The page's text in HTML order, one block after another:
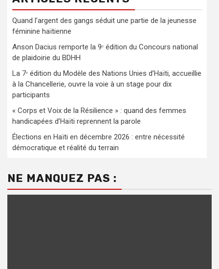
Quand l’argent des gangs séduit une partie de la jeunesse
féminine haïtienne
Anson Dacius remporte la 9ᵉ édition du Concours national
de plaidoirie du BDHH
La 7ᵉ édition du Modèle des Nations Unies d’Haïti, accueillie
à la Chancellerie, ouvre la voie à un stage pour dix
participants
« Corps et Voix de la Résilience » : quand des femmes
handicapées d’Haïti reprennent la parole
Élections en Haïti en décembre 2026 : entre nécessité
démocratique et réalité du terrain
NE MANQUEZ PAS :